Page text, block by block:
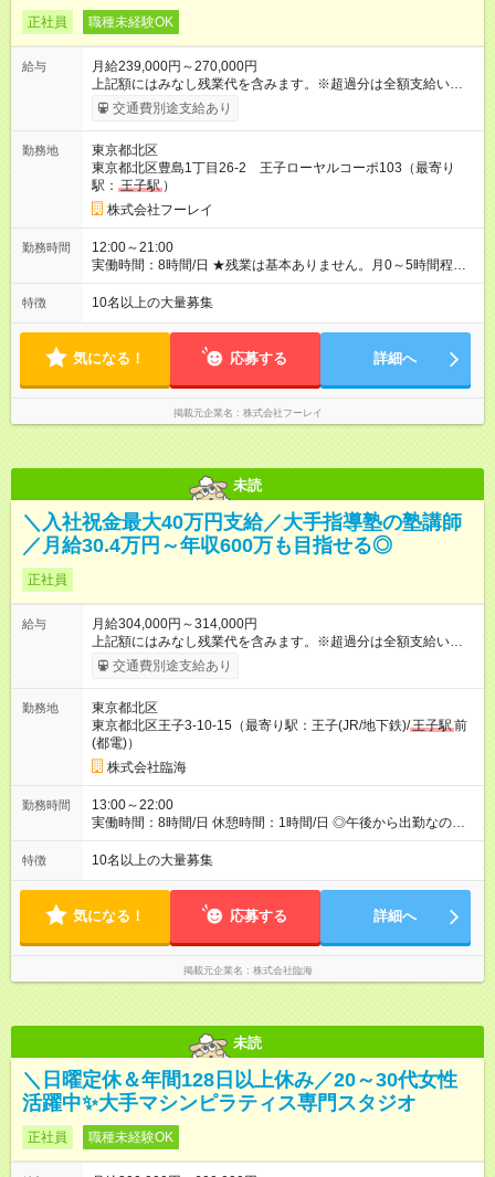
正社員 職種未経験OK
給与
月給239,000円～270,000円
上記額にはみなし残業代を含みます。※超過分は全額支給いたし
ます。 みなし残業代 35,850円 ～ 40,500円／月 みなし残業時
間 23時間／月 ＼報奨金＋各種手当アリ♪／ 報奨金は実績を正当
ついて＞ 未経験入社3ヶ月で30万円（月収50万円以上）、1年で
60万円（月収80万円以上）を支給されているスタッフもいま
す。頑張ったら頑張った分だけお給料に還元される仕組みが整
えられています。 〈社員の年収例〉 年収365万円/月給：26万円
+賞与（入社1年目・22歳） 年収429万円/月給：31万円+賞与
（入社2年目・24歳） 年収654万円/月給：39万円+賞与（入社6
年目・33歳） 【試用期間】試用期間あり 試用期間の長さ：2ヶ
用形態：中途採用（契約社員） 給与：月給 286,000
円 ～ 300,000円 ≪スタート安心保証≫ 入社後2ヶ月間は成果を
問わず【月給28万6000円～30万円】（地域により変動）を保
証！ まずは仕事を覚え、スキルアップに集中できます◎ 「報奨
金って稼げるの？」 「未経験の走り始めが不安…」 ——そんな
気持ちに、収入面から応える、当社独自の制度です。
交通費別途支給あり
勤務地
東京都北区
東京都北区豊島1丁目26-2 王子ローヤルコーポ103（最寄り
駅： 王子駅 ）
株式会社フーレイ
勤務時間
12:00～21:00
実働時間：8時間/日 ★残業は基本ありません。月0～5時間程度
を想定しています。 ★朝はゆっくり過ごせて、通勤ラッシュと
は無縁です。 〈１日のスケジュール例〉 12:00 出社 13:00 ミ
21:00 定時退社(直帰)
特徴 10名以上の大量募集
気になる！ 応募する 詳細へ
掲載元企業名 株式会社フーレイ
未読
＼入社祝金最大40万円支給／大手指導塾の塾講師
／月給30.4万円～年収600万も目指せる◎
正社員
給与
月給304,000円～314,000円
上記額にはみなし残業代を含みます。※超過分は全額支給いたし
ます。 みなし残業代 76,000円／月 みなし残業時間 44時間／月
※固定残業代（月44時間分／7万6000円）を含みます。 ＼給与
当＆年2回の賞与あり！ ★ノルマなし＆集客の目標達成には報奨
金支給！ 【試用期間】試用期間あり 試用期間の長さ：2ヶ月 雇
用形態、給与は本採用時と同じです。
交通費別途支給あり
勤務地
東京都北区
東京都北区王子3-10-15（最寄り駅：王子(JR/地下鉄)/王子駅前
(都電)）
株式会社臨海
勤務時間
13:00～22:00
実働時間：8時間/日 休憩時間：1時間/日 ◎午後から出勤なの
で、通勤ラッシュのストレスとは無縁です。
特徴 10名以上の大量募集
気になる！ 応募する 詳細へ
掲載元企業名 株式会社臨海
未読
＼日曜定休＆年間128日以上休み／20～30代女性
活躍中✨大手マシンピラティス専門スタジオ
正社員 職種未経験OK